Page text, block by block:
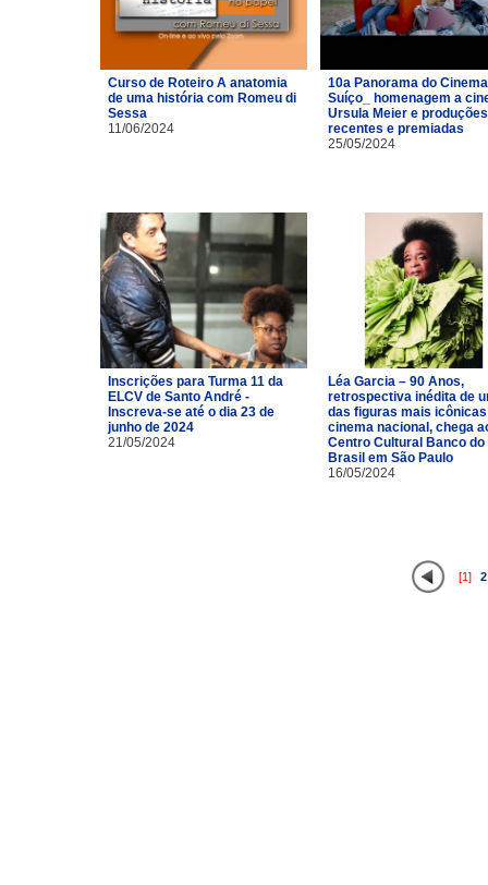
Curso de Roteiro A anatomia
de uma história com Romeu di
Sessa
11/06/2024
10a Panorama do Cinema
Suíço_ homenagem a
Ursula Meier e produções
recentes e premiadas
25/05/2024
Inscrições para Turma 11 da
ELCV de Santo André -
Inscreva-se até o dia 23 de
junho de 2024
21/05/2024
Léa Garcia – 90 Anos,
retrospectiva inédita de
das figuras mais
cinema nacional, chega
Centro Cultural Banco do
Brasil em São Paulo
16/05/2024
[1] 2